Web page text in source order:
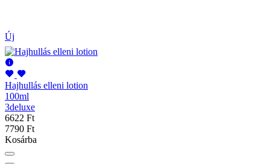
Új
Hajhullás elleni lotion
100ml
3deluxe
6622 Ft
7790 Ft
Kosárba